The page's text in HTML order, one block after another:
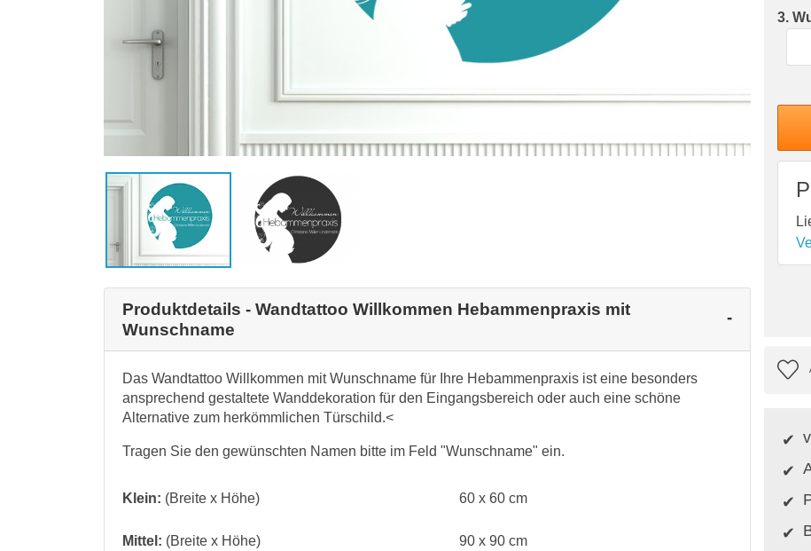
Produktdetails - Wandtattoo Willkommen Hebammenpraxis mit
Wunschname
Das Wandtattoo Willkommen mit Wunschname für Ihre Hebammenpraxis ist eine besonders
ansprechend gestaltete Wanddekoration für den Eingangsbereich oder auch eine schöne
Alternative zum herkömmlichen Türschild.<
Tragen Sie den gewünschten Namen bitte im Feld "Wunschname" ein.
Klein: (Breite x Höhe) 60 x 60 cm
Mittel: (Breite x Höhe) 90 x 90 cm
3.